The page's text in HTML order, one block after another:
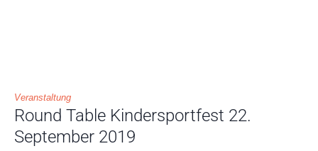
Veranstaltung
Round Table Kindersportfest 22.
September 2019